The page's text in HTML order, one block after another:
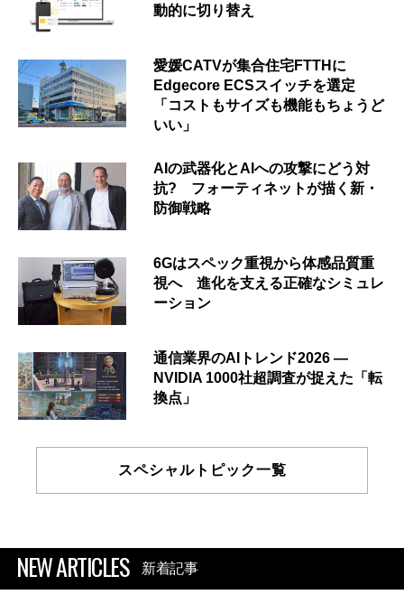
動的に切り替え
愛媛CATVが集合住宅FTTHに
Edgecore ECSスイッチを選定
「コストもサイズも機能もちょうど
いい」
AIの武器化とAIへの攻撃にどう対
抗? フォーティネットが描く新・
防御戦略
6Gはスペック重視から体感品質重
視へ 進化を支える正確なシミュレ
ーション
通信業界のAIトレンド2026 ―
NVIDIA 1000社超調査が捉えた「転
換点」
スペシャルトピック一覧
NEW ARTICLES 新着記事